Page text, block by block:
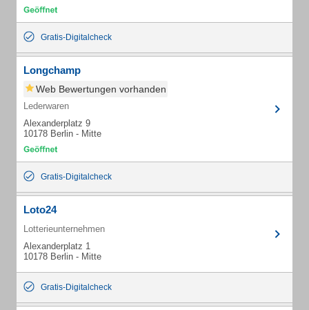
Gratis-Digitalcheck
Longchamp
Web Bewertungen vorhanden
Lederwaren
Alexanderplatz 9
10178 Berlin - Mitte
Gratis-Digitalcheck
Loto24
Lotterieunternehmen
Alexanderplatz 1
10178 Berlin - Mitte
Gratis-Digitalcheck